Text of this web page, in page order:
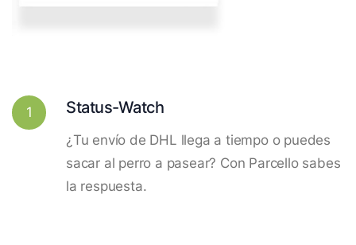
1 Status-Watch
¿Tu envío de DHL llega a tiempo o puedes
sacar al perro a pasear? Con Parcello sabes
la respuesta.